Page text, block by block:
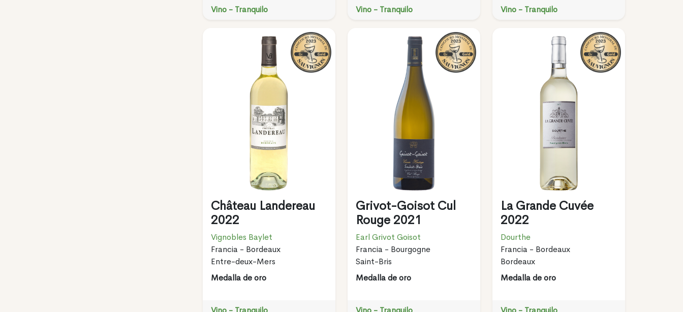
Vino - Tranquilo Vino - Tranquilo Vino - Tranquilo
Château Landereau
2022
Vignobles Baylet
Francia - Bordeaux
Entre-deux-Mers
Medalla de oro
Grivot-Goisot Cul
Rouge 2021
Earl Grivot Goisot
Francia - Bourgogne
Saint-Bris
Medalla de oro
La Grande Cuvée
2022
Dourthe
Francia - Bordeaux
Bordeaux
Medalla de oro